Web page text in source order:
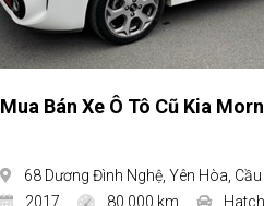
Mua Bán Xe Ô Tô Cũ Kia
68 Dương Đình Nghệ, Yên Hòa, Cầu
2017
80,000 km